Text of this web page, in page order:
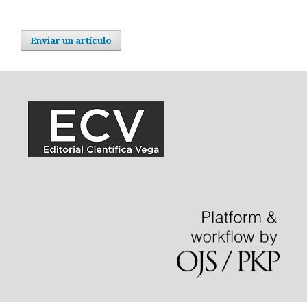
Enviar un artículo